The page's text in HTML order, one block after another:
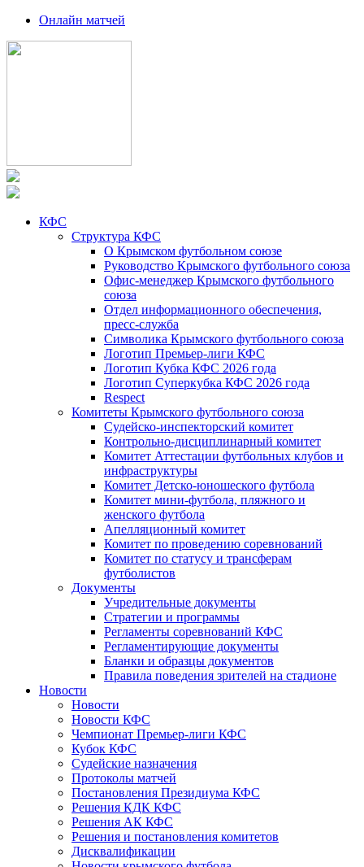
Онлайн матчей
КФС
Структура КФС
О Крымском футбольном союзе
Руководство Крымского футбольного союза
Офис-менеджер Крымского футбольного
союза
Отдел информационного обеспечения,
пресс-служба
Символика Крымского футбольного союза
Логотип Премьер-лиги КФС
Логотип Кубка КФС 2026 года
Логотип Суперкубка КФС 2026 года
Respect
Комитеты Крымского футбольного союза
Судейско-инспекторский комитет
Контрольно-дисциплинарный комитет
Комитет Аттестации футбольных клубов и
инфраструктуры
Комитет Детско-юношеского футбола
Комитет мини-футбола, пляжного и
женского футбола
Апелляционный комитет
Комитет по проведению соревнований
Комитет по статусу и трансферам
футболистов
Документы
Учредительные документы
Стратегии и программы
Регламенты соревнований КФС
Регламентирующие документы
Бланки и образцы документов
Правила поведения зрителей на стадионе
Новости
Новости
Новости КФС
Чемпионат Премьер-лиги КФС
Кубок КФС
Судейские назначения
Протоколы матчей
Постановления Президиума КФС
Решения КДК КФС
Решения АК КФС
Решения и постановления комитетов
Дисквалификации